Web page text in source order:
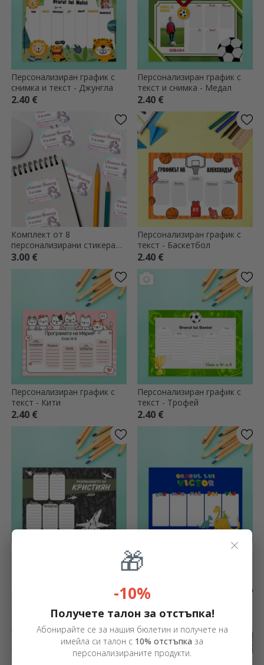
Персонализиран график с
снимка и текст - Джунгла
2.40 €
Персонализиран график с
текст и снимка - Медал
2.40 €
Комплект от 8
персонализирани стикера
(самозалепващи се етикети)
за училище - Еднорог
3.00 €
Персонализиран график с
текст - Баскетбол
2.40 €
Персонализиран график с
текст - Кити
2.40 €
Персонализиран график с
текст - Трофей
2.40 €
Персонализиран график с
текст - Дино
2.40 €
×
🎁
-10%
Получете талон за отстъпка!
Абонирайте се за нашия бюлетин и получете на
имейла си талон с 10% отстъпка за
персонализираните продукти.